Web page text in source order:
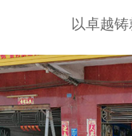
以卓越